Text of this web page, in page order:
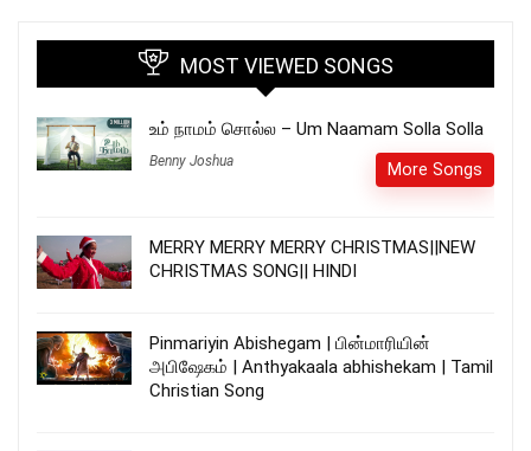
MOST VIEWED SONGS
உம் நாமம் சொல்ல – Um Naamam Solla Solla
Benny Joshua More Songs
MERRY MERRY MERRY CHRISTMAS||NEW
CHRISTMAS SONG|| HINDI
Pinmariyin Abishegam | பின்மாரியின்
அபிஷேகம் | Anthyakaala abhishekam | Tamil
Christian Song